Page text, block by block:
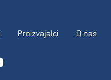
Proizvajalci O nas